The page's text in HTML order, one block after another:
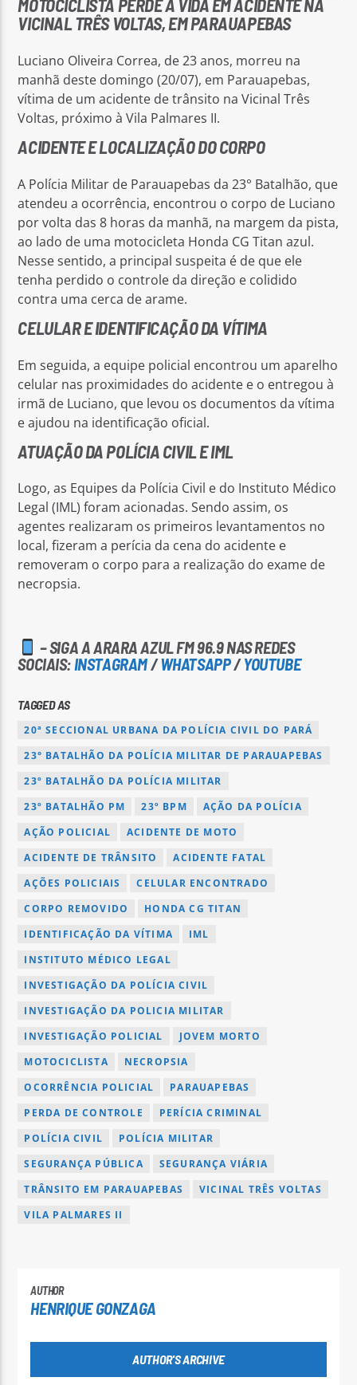
MOTOCICLISTA PERDE A VIDA EM ACIDENTE NA
VICINAL TRÊS VOLTAS, EM PARAUAPEBAS
Luciano Oliveira Correa, de 23 anos, morreu na
manhã deste domingo (20/07), em Parauapebas,
vítima de um acidente de trânsito na Vicinal Três
Voltas, próximo à Vila Palmares II.
ACIDENTE E LOCALIZAÇÃO DO CORPO
A Polícia Militar de Parauapebas da 23° Batalhão, que
atendeu a ocorrência, encontrou o corpo de Luciano
por volta das 8 horas da manhã, na margem da pista,
ao lado de uma motocicleta Honda CG Titan azul.
Nesse sentido, a principal suspeita é de que ele
tenha perdido o controle da direção e colidido
contra uma cerca de arame.
CELULAR E IDENTIFICAÇÃO DA VÍTIMA
Em seguida, a equipe policial encontrou um aparelho
celular nas proximidades do acidente e o entregou à
irmã de Luciano, que levou os documentos da vítima
e ajudou na identificação oficial.
ATUAÇÃO DA POLÍCIA CIVIL E IML
Logo, as Equipes da Polícia Civil e do Instituto Médico
Legal (IML) foram acionadas. Sendo assim, os
agentes realizaram os primeiros levantamentos no
local, fizeram a perícia da cena do acidente e
removeram o corpo para a realização do exame de
necropsia.
– SIGA A ARARA AZUL FM 96.9 NAS REDES
SOCIAIS:INSTAGRAM/WHATSAPP/YOUTUBE
TAGGED AS
20ª SECCIONAL URBANA DA POLÍCIA CIVIL DO PARÁ
23° BATALHÃO DA POLÍCIA MILITAR DE PARAUAPEBAS
23º BATALHÃO DA POLÍCIA MILITAR
23º BATALHÃO PM
23º BPM
AÇÃO DA POLÍCIA
AÇÃO POLICIAL
ACIDENTE DE MOTO
ACIDENTE DE TRÂNSITO
ACIDENTE FATAL
AÇÕES POLICIAIS
CELULAR ENCONTRADO
CORPO REMOVIDO
HONDA CG TITAN
IDENTIFICAÇÃO DA VÍTIMA
IML
INSTITUTO MÉDICO LEGAL
INVESTIGAÇÃO DA POLÍCIA CIVIL
INVESTIGAÇÃO DA POLICIA MILITAR
INVESTIGAÇÃO POLICIAL
JOVEM MORTO
MOTOCICLISTA
NECROPSIA
OCORRÊNCIA POLICIAL
PARAUAPEBAS
PERDA DE CONTROLE
PERÍCIA CRIMINAL
POLÍCIA CIVIL
POLÍCIA MILITAR
SEGURANÇA PÚBLICA
SEGURANÇA VIÁRIA
TRÂNSITO EM PARAUAPEBAS
VICINAL TRÊS VOLTAS
VILA PALMARES II
AUTHOR
HENRIQUE GONZAGA
AUTHOR'S ARCHIVE